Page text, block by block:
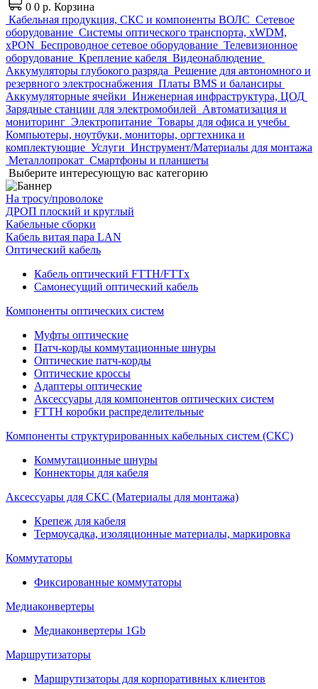
0 0 р. Корзина
Кабельная продукция, СКС и компоненты ВОЛС Сетевое
оборудование Системы оптического транспорта, xWDM,
xPON Беспроводное сетевое оборудование Телевизионное
оборудование Крепление кабеля Видеонаблюдение
Аккумуляторы глубокого разряда Решение для автономного и
резервного электроснабжения Платы BMS и балансиры
Аккумуляторные ячейки Инженерная инфраструктура, ЦОД
Зарядные станции для электромобилей Автоматизация и
мониторинг Электропитание Товары для офиса и учебы
Компьютеры, ноутбуки, мониторы, оргтехника и
комплектующие Услуги Инструмент/Материалы для монтажа
Металлопрокат Смартфоны и планшеты
Выберите интересующую вас категорию
На тросу/проволоке
ДРОП плоский и круглый
Кабельные сборки
Кабель витая пара LAN
Оптический кабель
Кабель оптический FTTH/FTTx
Самонесущий оптический кабель
Компоненты оптических систем
Муфты оптические
Патч-корды коммутационные шнуры
Оптические патч-корды
Оптические кроссы
Адаптеры оптические
Аксессуары для компонентов оптических систем
FTTH коробки распределительные
Компоненты структурированных кабельных систем (СКС)
Коммутационные шнуры
Коннекторы для кабеля
Аксессуары для СКС (Материалы для монтажа)
Крепеж для кабеля
Термоусадка, изоляционные материалы, маркировка
Коммутаторы
Фиксированные коммутаторы
Медиаконвертеры
Медиаконвертеры 1Gb
Маршрутизаторы
Маршрутизаторы для корпоративных клиентов